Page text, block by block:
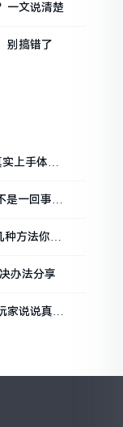
一文说清楚
别搞错了
上手体验
是一回事？
方法你得
办法分享
家说说真实